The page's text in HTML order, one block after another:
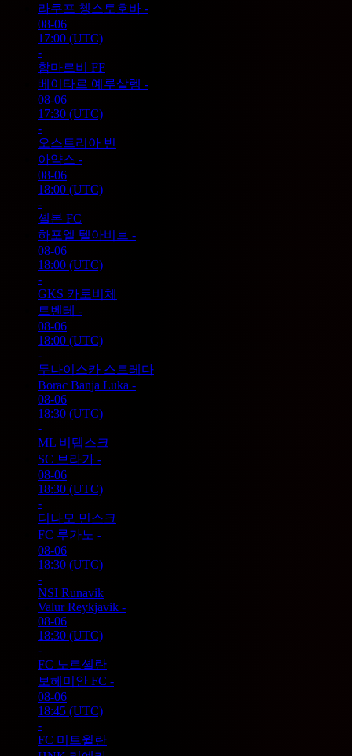
라쿠프 쳉스토호바 -
08-06
17:00 (UTC)
-
함마르비 FF
베이타르 예루살렘 -
08-06
17:30 (UTC)
-
오스트리아 빈
아약스 -
08-06
18:00 (UTC)
-
셸본 FC
하포엘 텔아비브 -
08-06
18:00 (UTC)
-
GKS 카토비체
트벤테 -
08-06
18:00 (UTC)
-
두나이스카 스트레다
Borac Banja Luka -
08-06
18:30 (UTC)
-
ML 비텝스크
SC 브라가 -
08-06
18:30 (UTC)
-
디나모 민스크
FC 루가노 -
08-06
18:30 (UTC)
-
NSI Runavik
Valur Reykjavik -
08-06
18:30 (UTC)
-
FC 노르셸란
보헤미안 FC -
08-06
18:45 (UTC)
-
FC 미트윌란